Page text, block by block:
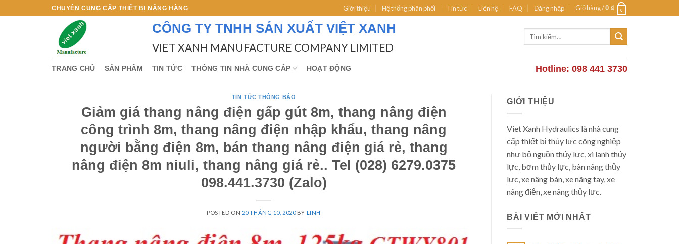
to
CHUYÊN CUNG CẤP THIẾT BỊ NÂNG HÀNG Giới thiệu Hệ thống phân phối Tin tức Liên hệ FAQ Đăng nhập Giỏ hàng /0 ₫ 0
CÔNG TY TNHH SẢN XUẤT VIỆT XANH
VIET XANH MANUFACTURE COMPANY LIMITED
TRANG CHỦ SẢN PHẨM TIN TỨC THÔNG TIN NHÀ CUNG CẤP HOẠT ĐỘNG Hotline: 098 441 3730
TIN TỨC THÔNG BÁO
Giảm giá thang nâng điện gấp gút 8m, thang nâng điện
công trình 8m, thang nâng điện nhập khẩu, thang nâng
người bằng điện 8m, bán thang nâng điện giá rẻ, thang
nâng điện 8m niuli, thang nâng giá rẻ.. Tel (028) 6279.0375
098.441.3730 (Zalo)
POSTED ON 20 THÁNG 10, 2020BY LINH
GIỚI THIỆU
Viet Xanh Hydraulics là nhà cung
cấp thiết bị thủy lực công nghiệp
như bộ nguồn thủy lực, xi lanh thủy
lực, bơm thủy lực, bàn nâng thủy
lực, xe nâng bàn, xe nâng tay, xe
nâng điện, xe nâng thủy lực.
BÀI VIẾT MỚI NHẤT